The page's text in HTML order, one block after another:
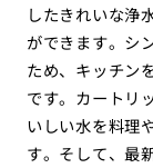
したきれいな浄
ができます。シ
ため、キッチン
です。カートリ
いしい水を料理
す。そして、最